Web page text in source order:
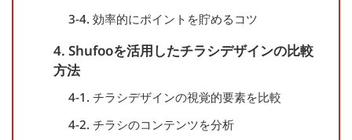
3-4. 効率的にポイントを貯めるコツ
4. Shufooを活用したチラシデザインの比較
方法
4-1. チラシデザインの視覚的要素を比較
4-2. チラシのコンテンツを分析